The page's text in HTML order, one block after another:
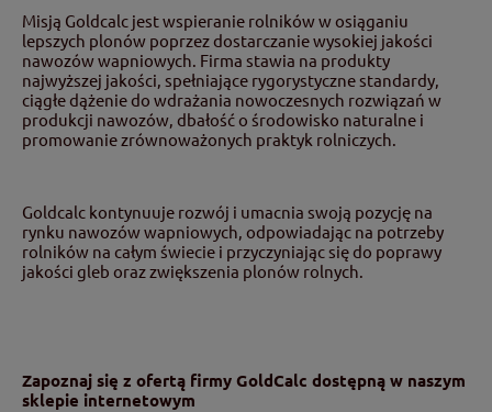
Misją Goldcalc jest wspieranie rolników w osiąganiu
lepszych plonów poprzez dostarczanie wysokiej jakości
nawozów wapniowych. Firma stawia na produkty
najwyższej jakości, spełniające rygorystyczne standardy,
ciągłe dążenie do wdrażania nowoczesnych rozwiązań w
produkcji nawozów, dbałość o środowisko naturalne i
promowanie zrównoważonych praktyk rolniczych.
Goldcalc kontynuuje rozwój i umacnia swoją pozycję na
rynku nawozów wapniowych, odpowiadając na potrzeby
rolników na całym świecie i przyczyniając się do poprawy
jakości gleb oraz zwiększenia plonów rolnych.
Zapoznaj się z ofertą firmy GoldCalc dostępną w naszym
sklepie internetowym